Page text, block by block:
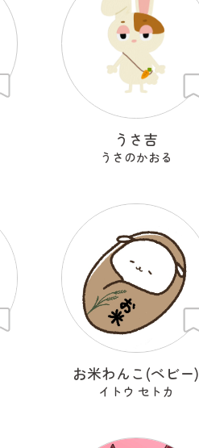
うさ吉
うさのかおる
お米わんこ(ベビー)
イトウ セトカ